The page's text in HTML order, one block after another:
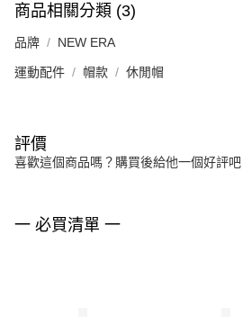
商品相關分類 (3)
品牌 NEW ERA
運動配件 帽款 休閒帽
評價
喜歡這個商品嗎？購買後給他一個好評吧
一 必買清單 一